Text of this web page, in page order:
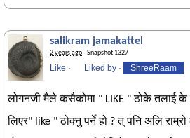
salikram jamakattel
2 years ago· Snapshot 1327
Like · Liked by · ShreeRaam
लोगनजी मैले कसैकोमा " LIKE " ठोके तलाई
लिएर" like " ठोक्नु पर्ने हो ? त् पनि अलि